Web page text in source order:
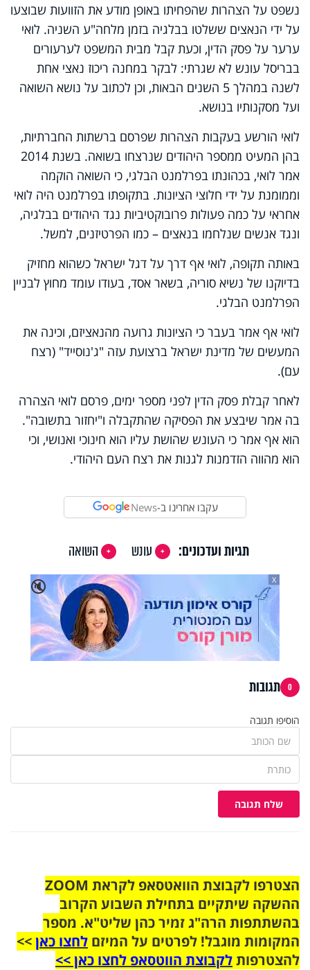
נשפט על הצהרות שהפחיתו באופן מודע את הזוועות שבוצעו
על ידי הנאצים ששלטו בבלגיה בזמן מלחה"ע השניה. לואי
ערער על פסק הדין, וכעת קבל מבית המשפט לערעורים
בבריסל עונש לא שגרתי: לבקר במחנה ריכוז נאצי אחת
לשנה במהלך 5 השנים הבאות, וכן לכתוב על נושא השואה
ועל מסקנותיו בנושא.
לואי הורשע בעקבות הצהרות שפרסם ברשתות החברתיות,
בהן המעיט ממספר היהודים שנרצחו בשואה. בשנת 2014
אמר לואי, בכהונתו בפרלמנט הבלגי, כי השואה הוקמה
וממומנת על ידי חלוצי הציונות. בתקופתו בפרלמנט היה לואי
אחראי על כמה פעולות פרובוקטיביות נגד היהודים בבלגיה,
ונגד אנשים שנלחמו בנאצים – כמו הפרטיזנים, למשל.
באותה תקופה, לואי אף דרך על דגל ישראל כשהוא מחזיק
בדיוקנו של נשיא סוריה, בשאר אסד, בעודו עומד מחוץ לבניין
הפרלמנט הבלגי.
לואי אף אמר בעבר כי הציונות גרועה מהנאציזם, וכינה את
המעשים של מדינת ישראל ברצועת עזה "ג'נוסייד" (רצח
עם).
לאחר קבלת פסק הדין לפני מספר ימים, פרסם לואי הצהרה
בה אמר שיבצע את הפסיקה שהתקבלה ו"יחזור בתשובה".
הוא אף אמר כי העונש שהושת עליו הוא חינוכי ואנושי, וכי
הוא מהווה הזדמנות לגנות את רצח העם היהודי.
עקבו אחרינו ב-News
תגיות ועדכונים: עונש
השואה
🔇
X
0 תגובות
הוסיפו תגובה
שלח תגובה
הצטרפו לקבוצת הוואטסאפ לקראת ZOOM
ההשקה שיתקיים בתחילת השבוע הקרוב
בהשתתפות הרה"ג זמיר כהן שליט"א. מספר
המקומות מוגבל! לפרטים על המיזם לחצו כאן>>
להצטרפותלקבוצת הווטסאפ לחצו כאן >>